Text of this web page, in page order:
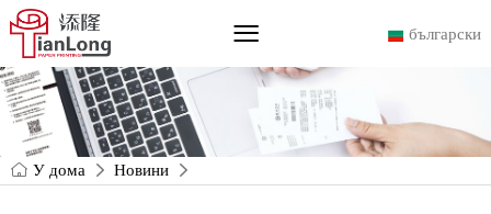
български
У дома Новини